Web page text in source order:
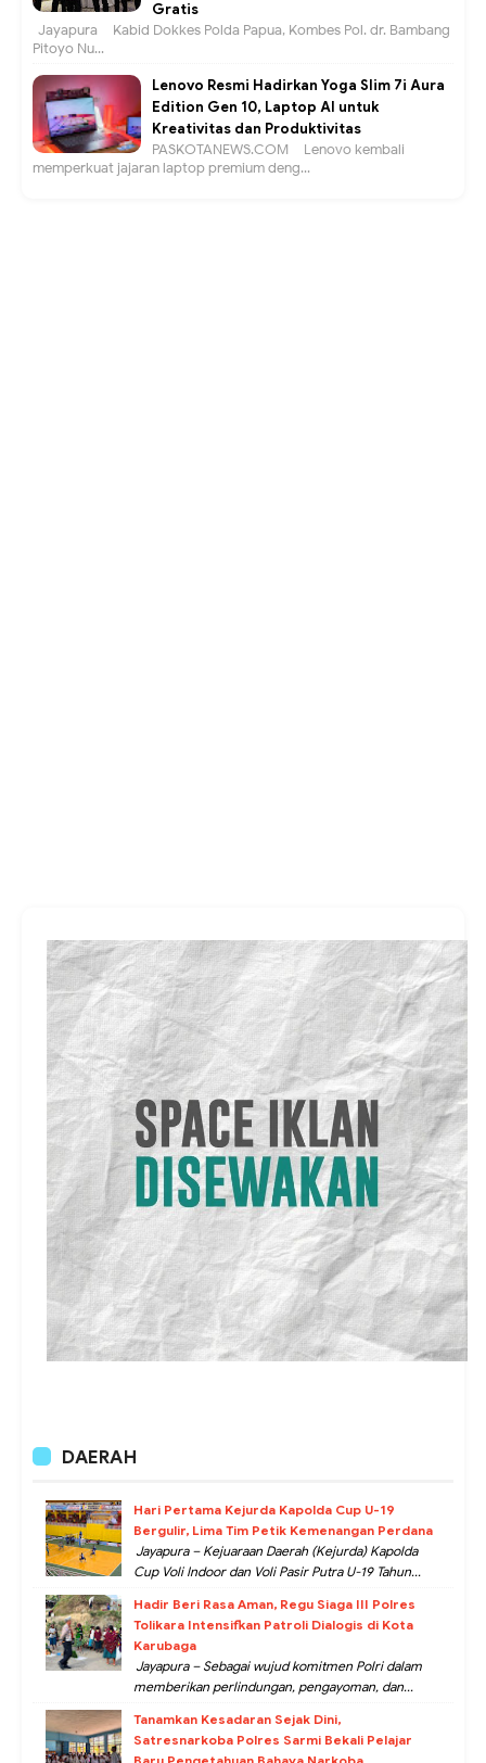
Gratis
Jayapura – Kabid Dokkes Polda Papua, Kombes Pol. dr. Bambang
Pitoyo Nu...
Lenovo Resmi Hadirkan Yoga Slim 7i Aura
Edition Gen 10, Laptop AI untuk
Kreativitas dan Produktivitas
PASKOTANEWS.COM – Lenovo kembali
memperkuat jajaran laptop premium deng...
DAERAH
Hari Pertama Kejurda Kapolda Cup U-19
Bergulir, Lima Tim Petik Kemenangan Perdana
Jayapura – Kejuaraan Daerah (Kejurda) Kapolda
Cup Voli Indoor dan Voli Pasir Putra U-19 Tahun...
Hadir Beri Rasa Aman, Regu Siaga III Polres
Tolikara Intensifkan Patroli Dialogis di Kota
Karubaga
Jayapura – Sebagai wujud komitmen Polri dalam
memberikan perlindungan, pengayoman, dan...
Tanamkan Kesadaran Sejak Dini,
Satresnarkoba Polres Sarmi Bekali Pelajar